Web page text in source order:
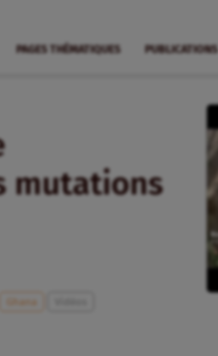
PAGES THÉMATIQUES PUBLICATIONS
mutations
Ghana